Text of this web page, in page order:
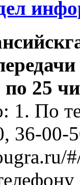
по 25
1. По
36-00-